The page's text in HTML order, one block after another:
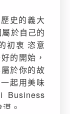
史的義大
於自己的
初衷 恣意
的開始，
於你的故
起用美味
。